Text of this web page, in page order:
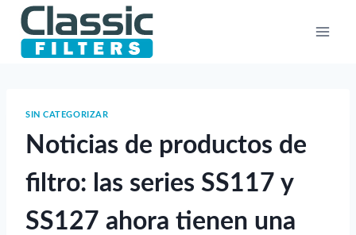
Saltar
contenido
SIN CATEGORIZAR
Noticias de productos de
filtro: las series SS117 y
SS127 ahora tienen una